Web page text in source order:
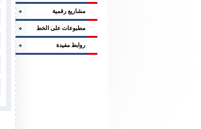
مشاريع رقمية
مطبوعات على الخط
روابط مفيدة